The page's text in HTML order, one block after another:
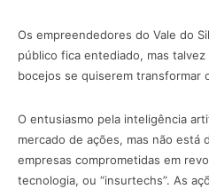
Os empreendedores do Vale do
público fica entediado, mas
bocejos se quiserem transformar
O entusiasmo pela inteligência
mercado de ações, mas não está
empresas comprometidas em
tecnologia, ou “insurtechs”. As